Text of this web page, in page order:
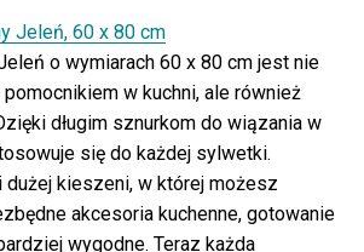
o wymiarach 60 x 80 cm jest nie
w kuchni, ale również
długim sznurkom do wiązania w
się do każdej sylwetki.
dużej kieszeni, w której możesz
akcesoria kuchenne, gotowanie
wygodne. Teraz każda